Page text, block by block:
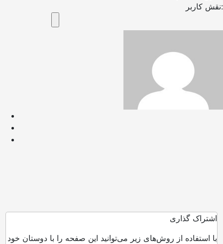
نقش کاربر:
اشتراک گذاری
با استفاده از روش‌های زیر می‌توانید این صفحه را با دوستان خود